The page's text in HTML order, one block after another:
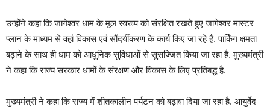
उन्होंने कहा कि जागेश्वर धाम के मूल स्वरूप को संरक्षित रखते हुए जागेश्वर मास्टर
प्लान के माध्यम से वहां विकास एवं सौंदर्यीकरण के कार्य किए जा रहे हैं. पार्किंग क्षमता
बढ़ाने के साथ ही धाम को आधुनिक सुविधाओं से सुसज्जित किया जा रहा है. मुख्यमंत्री
ने कहा कि राज्य सरकार धामों के संरक्षण और विकास के लिए प्रतिबद्ध है.
मुख्यमंत्री ने कहा कि राज्य में शीतकालीन पर्यटन को बढ़ावा दिया जा रहा है. आयुर्वेद